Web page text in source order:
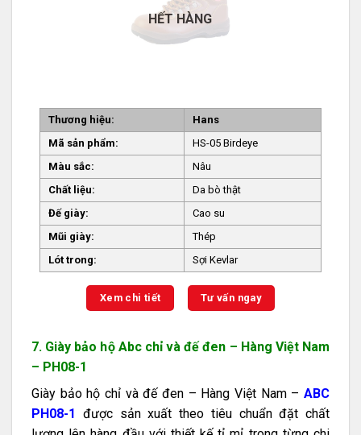
HẾT HÀNG
Thương hiệu:
Hans
Mã sản phẩm:
HS-05 Birdeye
Màu sắc:
Nâu
Chất liệu:
Da bò thật
Đế giày:
Cao su
Mũi giày:
Thép
Lót trong:
Sợi Kevlar
Xem chi tiết Tư vấn ngay
7. Giày bảo hộ Abc chỉ và đế đen – Hàng Việt Nam
– PH08-1
Giày bảo hộ chỉ và đế đen – Hàng Việt Nam – ABC
PH08-1
được sản xuất theo tiêu chuẩn đặt chất